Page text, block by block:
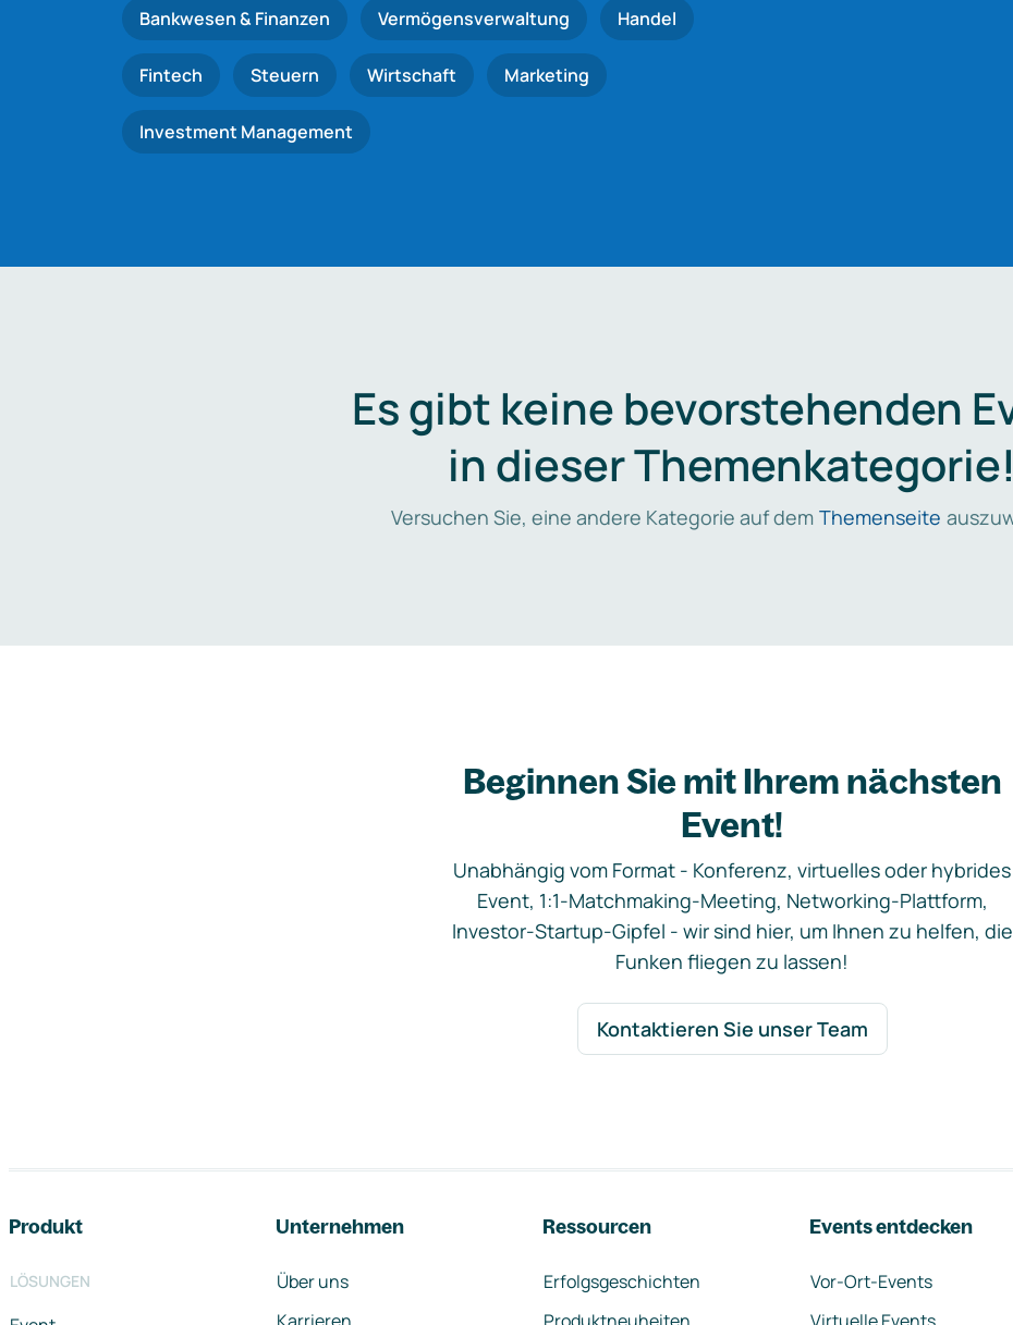
Bankwesen & Finanzen Vermögensverwaltung Handel
Fintech Steuern Wirtschaft Marketing
Investment Management
Es gibt keine bevorstehenden
in dieser Themenkategorie!
Versuchen Sie, eine andere Kategorie auf dem Themenseite
Beginnen Sie mit Ihrem nächsten
Event!
Unabhängig vom Format - Konferenz, virtuelles oder hybrides
Event, 1:1-Matchmaking-Meeting, Networking-Plattform,
Investor-Startup-Gipfel - wir sind hier, um Ihnen zu helfen, die
Funken fliegen zu lassen!
Kontaktieren Sie unser Team
Produkt
LÖSUNGEN
Unternehmen
Über uns
Ressourcen
Erfolgsgeschichten
Events entdecken
Vor-Ort-Events